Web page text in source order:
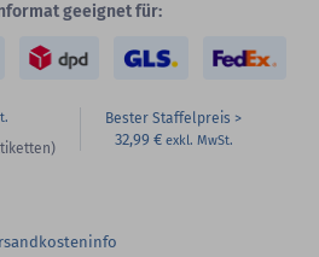
geeignet für:
Bester Staffelpreis
32,99 €